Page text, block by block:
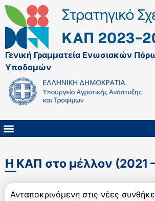
Γενική Γραμματεία Ενωσιακών
Υποδομών
H KAΠ στο μέλλον (2021
Ανταποκρινόμενη στις νέες